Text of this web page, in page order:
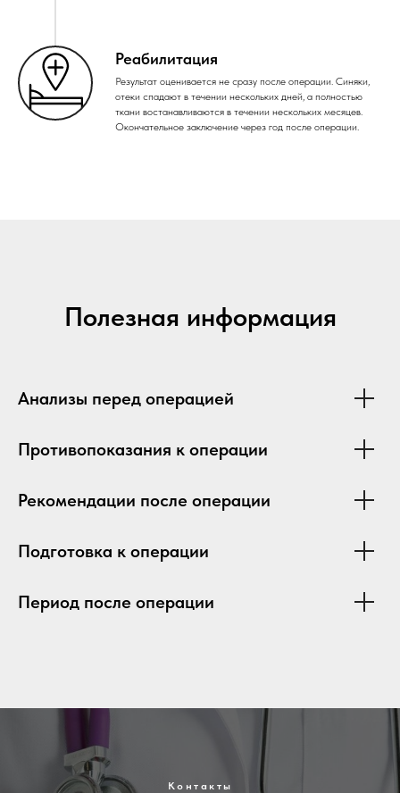
Реабилитация
Результат оценивается не сразу после операции. Синяки,
отеки спадают в течении нескольких дней, а полностью
ткани востанавливаются в течении нескольких месяцев.
Окончательное заключение через год после операции.
Полезная информация
Анализы перед операцией
Противопоказания к операции
Рекомендации после операции
Подготовка к операции
Период после операции
Контакты